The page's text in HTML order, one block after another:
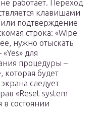
работает. Переход
клавишами
или подтверждение
строка: «Wipe
нужно отыскать
для
процедуры –
которая будет
следует
«Reset system
в состоянии